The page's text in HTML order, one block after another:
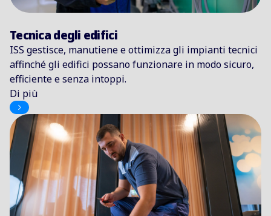
Tecnica degli edifici
ISS gestisce, manutiene e ottimizza gli impianti tecnici
affinché gli edifici possano funzionare in modo sicuro,
efficiente e senza intoppi.
Di più